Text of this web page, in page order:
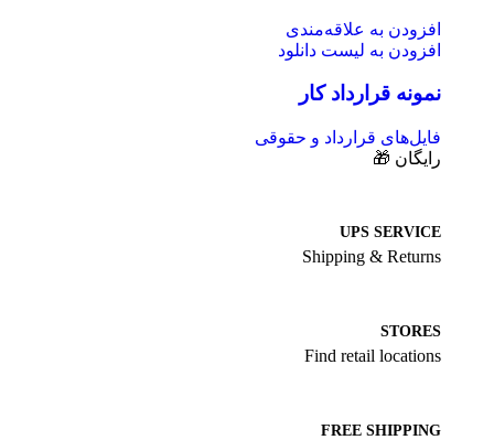
افزودن به علاقه‌مندی
افزودن به لیست دانلود
نمونه قرارداد کار
فایل‌های قرارداد و حقوقی
رایگان 🎁
UPS SERVICE
Shipping & Returns
STORES
Find retail locations
FREE SHIPPING